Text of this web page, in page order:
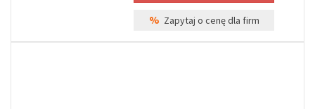
% Zapytaj o cenę dla firm